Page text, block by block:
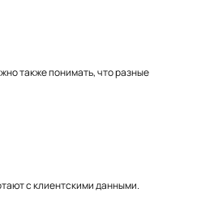
также понимать, что разные
с клиентскими данными.